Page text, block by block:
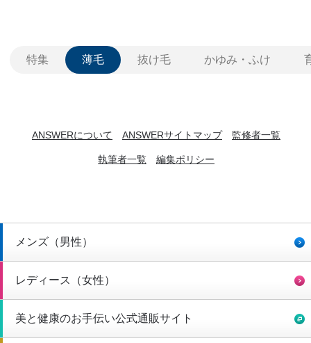
特集 薄毛 抜け毛 かゆみ・ふけ
ANSWERについて ANSWERサイトマップ 監修者一覧
執筆者一覧 編集ポリシー
メンズ（男性）
レディース（女性）
美と健康のお手伝い公式通販サイト